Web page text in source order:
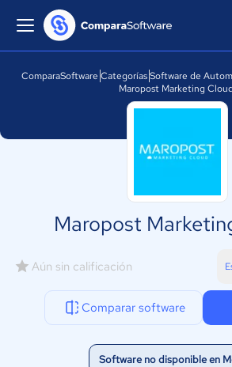
ComparaSoftware CategoríasSoftware de
Maropost Marketing Cloud
Maropost
Aún sin calificación
Comparar software
Software no disponible en